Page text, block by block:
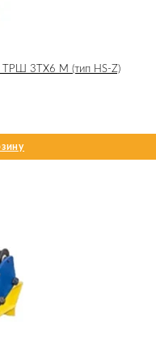
ТРШ 3ТХ6 М (тип HS-Z)